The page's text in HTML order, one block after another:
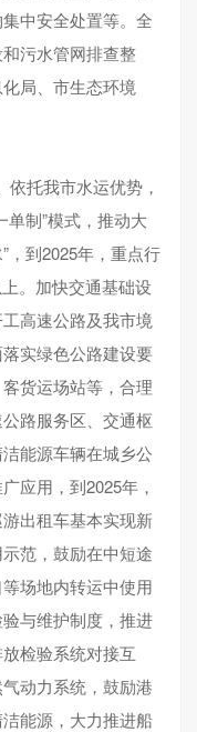
中安全处置等。全
污水管网排查整
局、市生态环境
依托我市水运优势，
单制”模式，推动大
，到2025年，重点行
。加快交通基础设
高速公路及我市境
实绿色公路建设要
货运场站等，合理
路服务区、交通枢
能源车辆在城乡公
应用，到2025年，
出租车基本实现新
范，鼓励在中短途
场地内转运中使用
与维护制度，推进
检验系统对接互
动力系统，鼓励港
能源，大力推进船